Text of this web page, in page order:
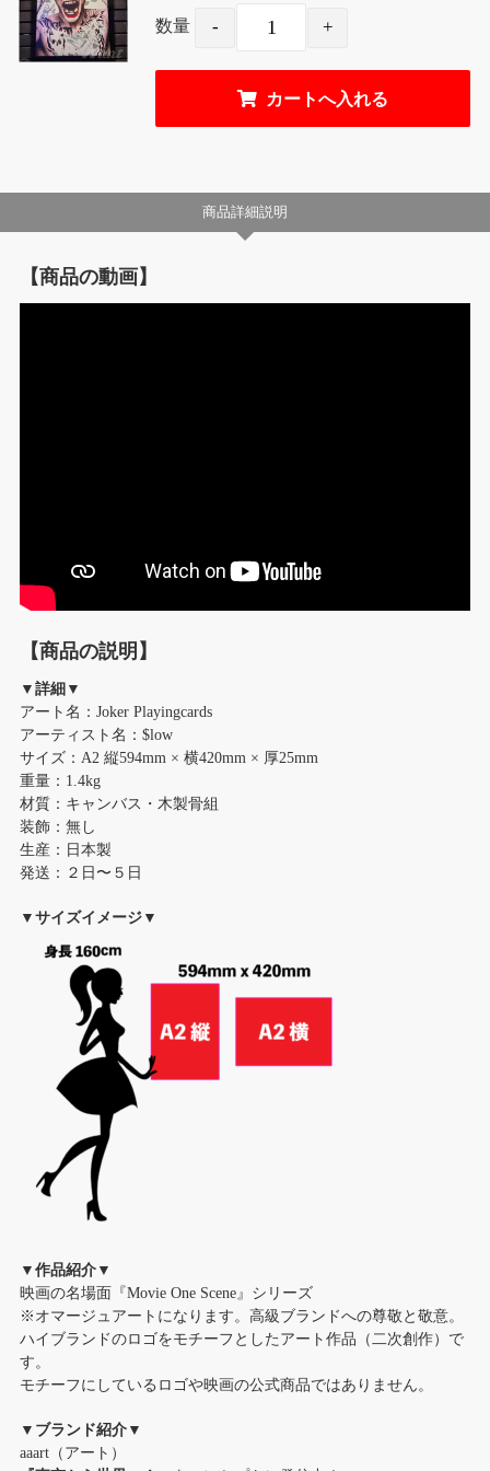
数量
商品詳細説明
【商品の動画】
【商品の説明】
▼詳細▼
アート名：Joker Playingcards
アーティスト名：$low
サイズ：A2 縦594mm × 横420mm × 厚25mm
重量：1.4kg
材質：キャンバス・木製骨組
装飾：無し
生産：日本製
発送：２日〜５日
▼サイズイメージ▼
▼作品紹介▼
映画の名場面『Movie One Scene』シリーズ
※オマージュアートになります。高級ブランドへの尊敬と敬意。
ハイブランドのロゴをモチーフとしたアート作品（二次創作）で
す。
モチーフにしているロゴや映画の公式商品ではありません。
▼ブランド紹介▼
aaart（アート）